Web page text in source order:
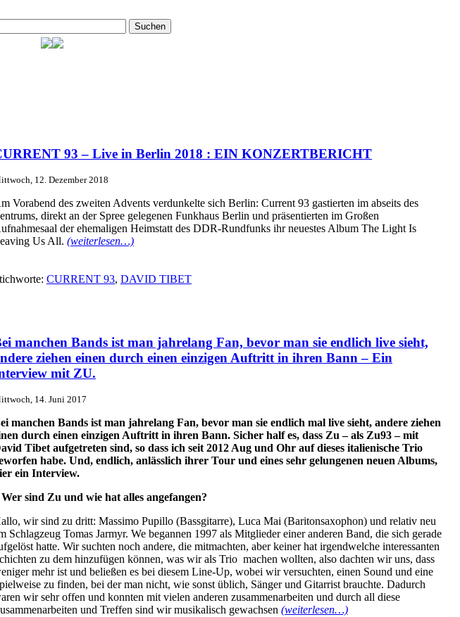
93 – Live in Berlin 2018 : EIN KONZERTBERICHT
12. Dezember 2018
Vorabend des zweiten Advents verdunkelte sich Berlin: Current 93 gastierten im abseits des
direkt an der Spree gelegenen Funkhaus Berlin und präsentierten im Großen
der ehemaligen Heimstatt des DDR-Rundfunks ihr neuestes Album The Light Is
Us All. (weiterlesen…)
CURRENT 93, DAVID TIBET
manchen Bands ist man jahrelang Fan, bevor man sie endlich live sieht,
ziehen einen durch einen einzigen Auftritt in ihren Bann – Ein
mit ZU.
14. Juni 2017
manchen Bands ist man jahrelang Fan, bevor man sie endlich mal live sieht, andere ziehen
durch einen einzigen Auftritt in ihren Bann. Sicher half es, dass Zu – als Zu93 – mit
Tibet aufgetreten sind, so dass ich seit 2012 Aug und Ohr auf dieses italienische Trio
habe. Und, endlich, anlässlich ihrer Tour und eines sehr gelungenen neuen Albums,
ein Interview.
Wer sind Zu und wie hat alles angefangen?
wir sind zu dritt: Massimo Pupillo (Bassgitarre), Luca Mai (Baritonsaxophon) und relativ neu
Schlagzeug Tomas Jarmyr. We begannen 1997 als Mitglieder einer anderen Band, die sich gerade
hatte. Wir suchten noch andere, die mitmachten, aber keiner hat irgendwelche interessanten
zu dem hinzufügen können, was wir als Trio machen wollten, also dachten wir uns, dass
mehr ist und beließen es bei diesem Line-Up, wobei wir versuchten, einen Sound und eine
zu finden, bei der man nicht, wie sonst üblich, Sänger und Gitarrist brauchte. Dadurch
wir sehr offen und konnten mit vielen anderen zusammenarbeiten und durch all diese
und Treffen sind wir musikalisch gewachsen (weiterlesen…)